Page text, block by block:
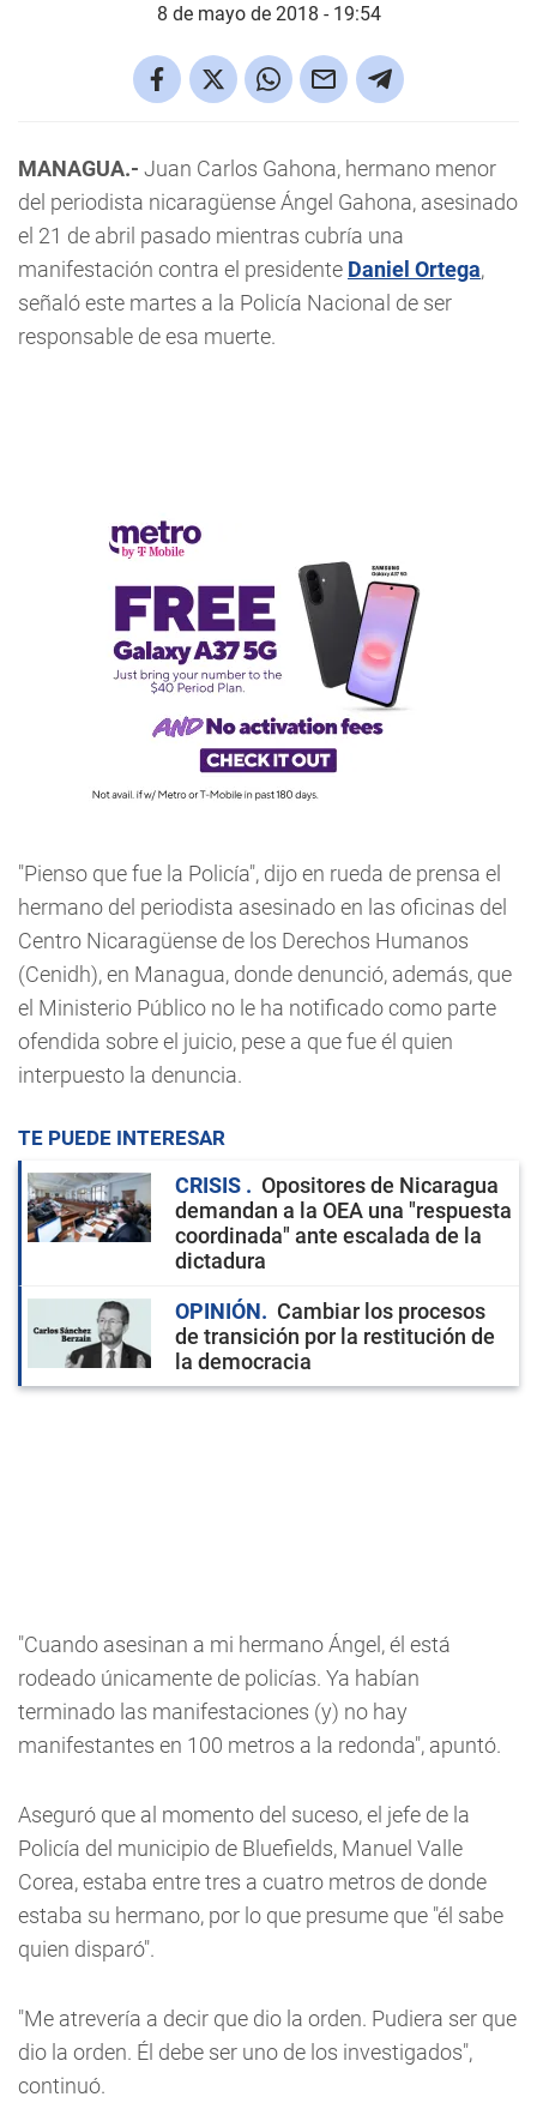
8 de mayo de 2018 - 19:54
MANAGUA.- Juan Carlos Gahona, hermano menor
del periodista nicaragüense Ángel Gahona, asesinado
el 21 de abril pasado mientras cubría una
manifestación contra el presidente Daniel Ortega,
señaló este martes a la Policía Nacional de ser
responsable de esa muerte.
"Pienso que fue la Policía", dijo en rueda de prensa el
hermano del periodista asesinado en las oficinas del
Centro Nicaragüense de los Derechos Humanos
(Cenidh), en Managua, donde denunció, además, que
el Ministerio Público no le ha notificado como parte
ofendida sobre el juicio, pese a que fue él quien
interpuesto la denuncia.
TE PUEDE INTERESAR
CRISIS
Opositores de Nicaragua
demandan a la OEA una "respuesta
coordinada" ante escalada de la
dictadura
OPINIÓN
Cambiar los procesos
de transición por la restitución de
la democracia
"Cuando asesinan a mi hermano Ángel, él está
rodeado únicamente de policías. Ya habían
terminado las manifestaciones (y) no hay
manifestantes en 100 metros a la redonda", apuntó.
Aseguró que al momento del suceso, el jefe de la
Policía del municipio de Bluefields, Manuel Valle
Corea, estaba entre tres a cuatro metros de donde
estaba su hermano, por lo que presume que "él sabe
quien disparó".
"Me atrevería a decir que dio la orden. Pudiera ser que
dio la orden. Él debe ser uno de los investigados",
continuó.